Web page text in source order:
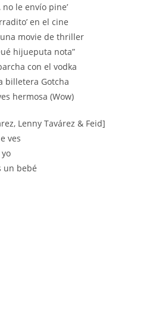
le envío pine’
en el cine
movie de thriller
hijueputa nota”
con el vodka
billetera Gotcha
hermosa (Wow)
Lenny Tavárez & Feid]
ves
un bebé